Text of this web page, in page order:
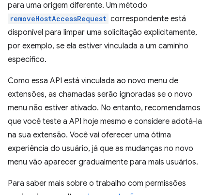
para uma origem diferente. Um método
removeHostAccessRequest correspondente está
disponível para limpar uma solicitação explicitamente,
por exemplo, se ela estiver vinculada a um caminho
específico.
Como essa API está vinculada ao novo menu de
extensões, as chamadas serão ignoradas se o novo
menu não estiver ativado. No entanto, recomendamos
que você teste a API hoje mesmo e considere adotá-la
na sua extensão. Você vai oferecer uma ótima
experiência do usuário, já que as mudanças no novo
menu vão aparecer gradualmente para mais usuários.
Para saber mais sobre o trabalho com permissões